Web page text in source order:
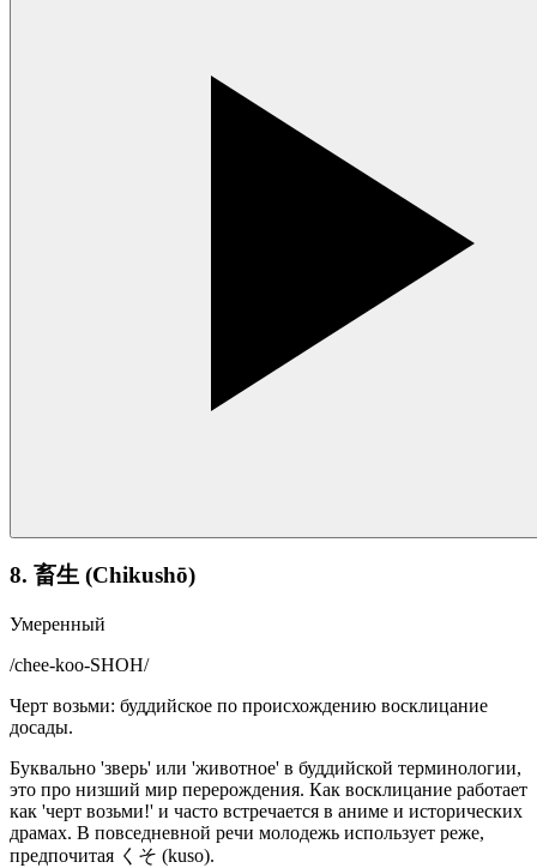
8. 畜生 (Chikushō)
Умеренный
/chee-koo-SHOH/
Черт возьми: буддийское по происхождению восклицание
досады.
Буквально 'зверь' или 'животное' в буддийской терминологии,
это про низший мир перерождения. Как восклицание работает
как 'черт возьми!' и часто встречается в аниме и исторических
драмах. В повседневной речи молодежь использует реже,
предпочитая くそ (kuso).